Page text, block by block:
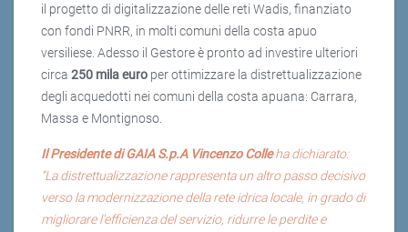
il progetto di digitalizzazione delle reti Wadis, finanziato
con fondi PNRR, in molti comuni della costa apuo
versiliese. Adesso il Gestore è pronto ad investire ulteriori
circa 250 mila euro per ottimizzare la distrettualizzazione
degli acquedotti nei comuni della costa apuana: Carrara,
Massa e Montignoso.
Il Presidente di GAIA S.p.A Vincenzo Colleha dichiarato:
“La distrettualizzazione rappresenta un altro passo decisivo
verso la modernizzazione della rete idrica locale, in grado di
migliorare l'efficienza del servizio, ridurre le perdite e